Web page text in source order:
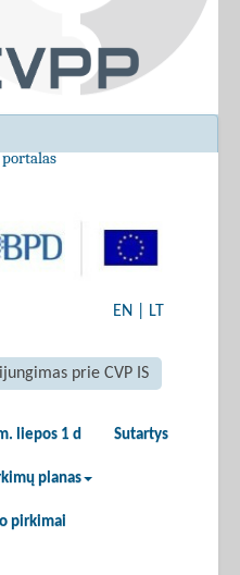
EN LT
prie CVP IS
liepos 1 d Sutartys
planas
pirkimai